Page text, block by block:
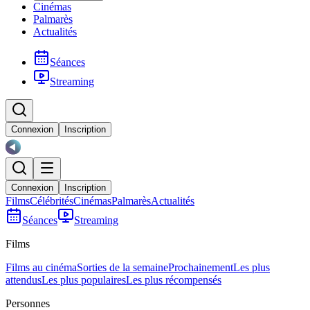
Cinémas
Palmarès
Actualités
Séances
Streaming
Connexion Inscription
Connexion Inscription
FilmsCélébritésCinémasPalmarèsActualités
Séances
Streaming
Films
Films au cinémaSorties de la semaineProchainementLes plus
attendusLes plus populairesLes plus récompensés
Personnes